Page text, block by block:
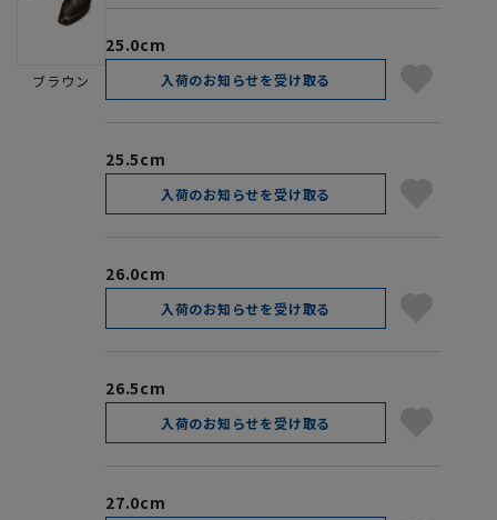
ブラウン
25.0cm
入荷のお知らせを受け取る
25.5cm
入荷のお知らせを受け取る
26.0cm
入荷のお知らせを受け取る
26.5cm
入荷のお知らせを受け取る
27.0cm